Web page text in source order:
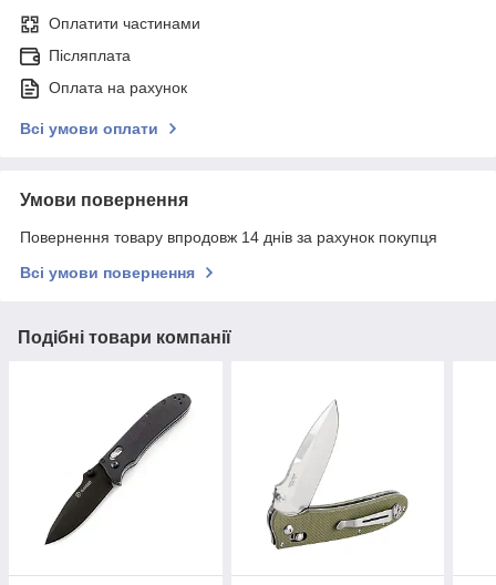
Оплатити частинами
Післяплата
Оплата на рахунок
Всі умови оплати
Умови повернення
Повернення товару впродовж 14 днів за рахунок покупця
Всі умови повернення
Подібні товари компанії